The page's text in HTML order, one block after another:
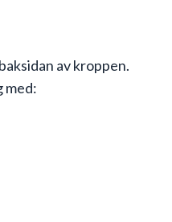
av kroppen.
med: